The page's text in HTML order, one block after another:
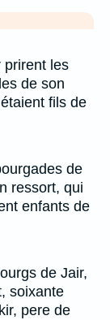
prirent les
de son
fils de
de
ressort, qui
enfants de
de Jair,
soixante
pere de